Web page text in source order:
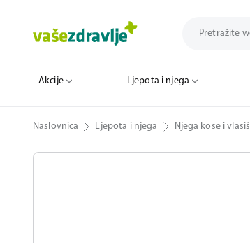
Akcije Ljepota i njega
Naslovnica Ljepota i njega Njega kose i